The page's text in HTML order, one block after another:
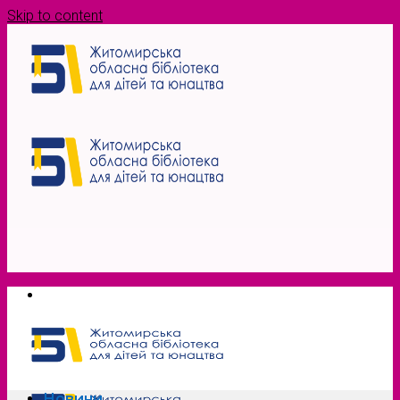
Skip to content